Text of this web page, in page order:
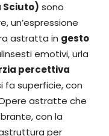
Sciuto) sono
un’espressione
astratta in gesto
emotivi, urla
percettiva
fa superficie, con
astratte che
con la
per